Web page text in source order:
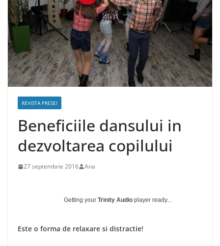
REVISTA PRESEI
Beneficiile dansului in
dezvoltarea copilului
27 septembrie 2016 Ana
Getting your Trinity Audio player ready...
Este o forma de relaxare si distractie!